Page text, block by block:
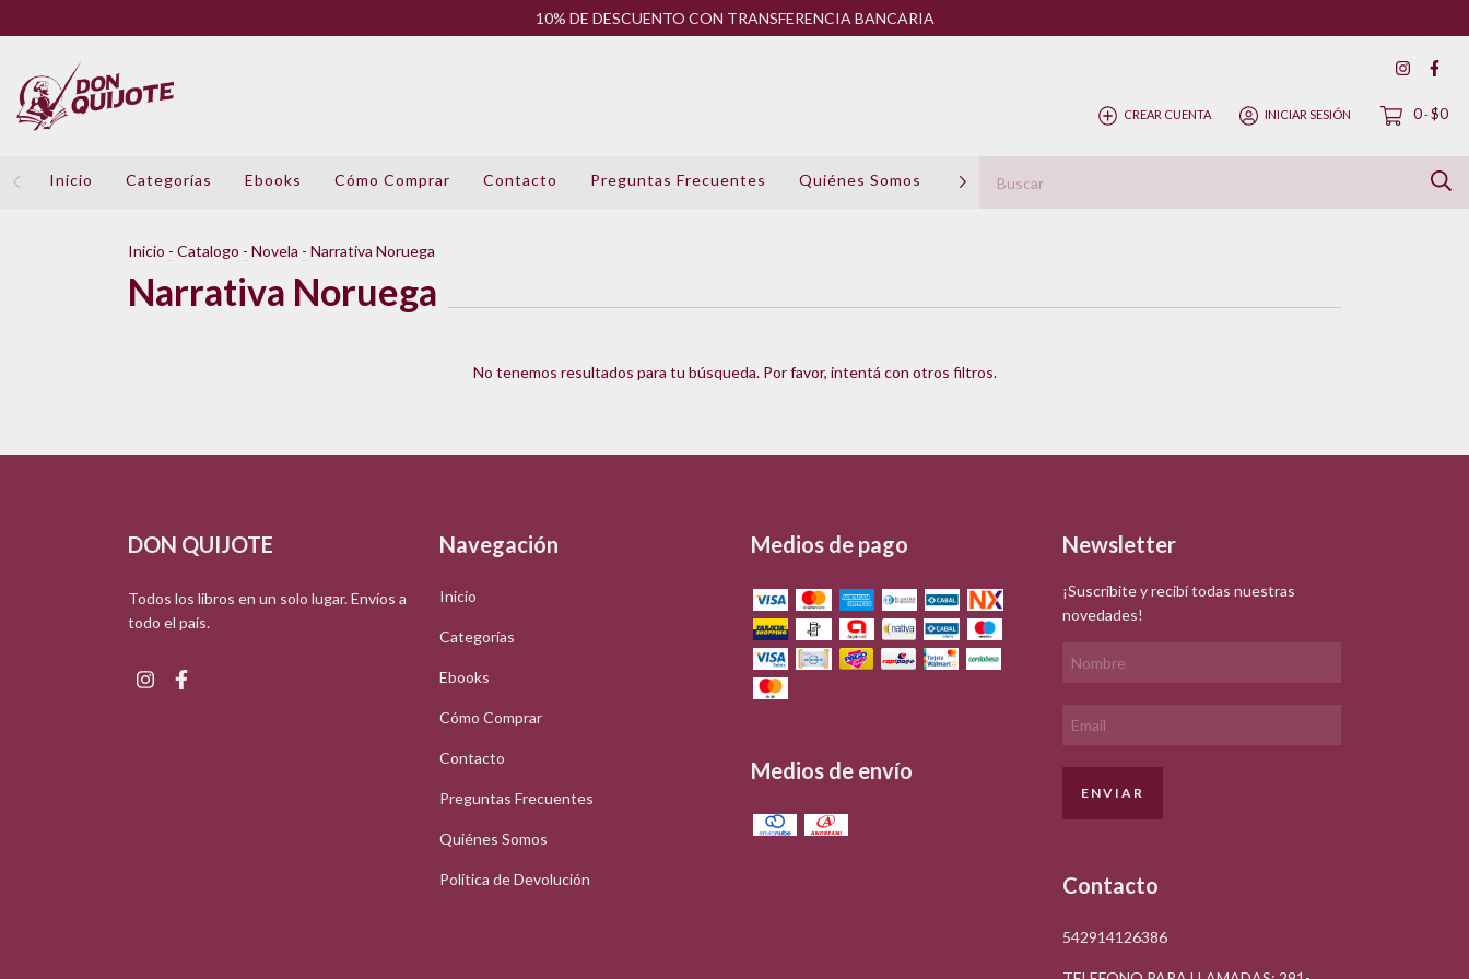
10% DE DESCUENTO CON TRANSFERENCIA BANCARIA
CREAR CUENTA INICIAR SESIÓN 0-$0
Inicio Categorías Ebooks Cómo Comprar Contacto Preguntas Frecuentes Quiénes Somos Política de Devolución
Inicio - Catalogo - Novela - Narrativa Noruega
Narrativa Noruega
No tenemos resultados para tu búsqueda. Por favor, intentá con otros filtros.
DON QUIJOTE
Todos los libros en un solo lugar. Envíos a
todo el país.
Navegación
Inicio
Categorías
Ebooks
Cómo Comprar
Contacto
Preguntas Frecuentes
Quiénes Somos
Política de Devolución
Medios de pago
Medios de envío
Newsletter
¡Suscribite y recibí todas nuestras
novedades!
Contacto
542914126386